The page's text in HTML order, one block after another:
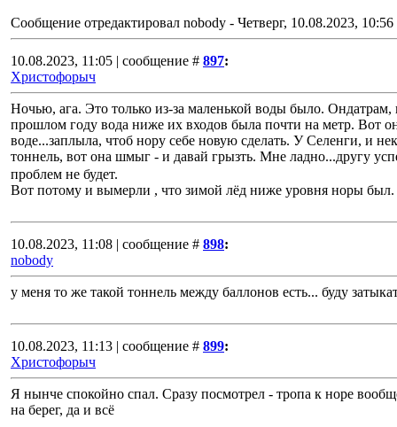
Сообщение отредактировал nobody - Четверг, 10.08.2023, 10:56
10.08.2023, 11:05 | сообщение # 897:
Христофорыч
Ночью, ага. Это только из-за маленькой воды было.
прошлом году вода ниже их входов была почти на метр. Вот
воде...заплыла, чтоб нору себе новую сделать. У Селенги, и
тоннель, вот она шмыг - и давай грызть. Мне ладно...другу
проблем не будет.
Вот потому и вымерли , что зимой лёд ниже уровня норы был.
10.08.2023, 11:08 | сообщение # 898:
nobody
у меня то же такой тоннель между баллонов есть... буду
10.08.2023, 11:13 | сообщение # 899:
Христофорыч
Я нынче спокойно спал. Сразу посмотрел - тропа к норе
на берег, да и всё